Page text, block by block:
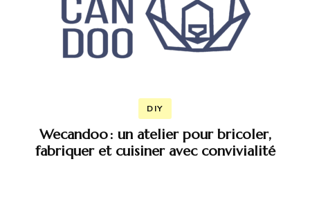
DIY
Wecandoo : un atelier pour bricoler,
fabriquer et cuisiner avec convivialité